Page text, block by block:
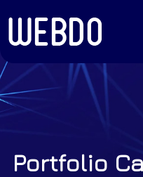
Portfolio